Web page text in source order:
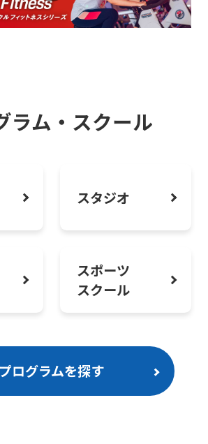
常をリカバリーしよう。
るフィットネス体験へ。
ヨガで“しなやかボディメイ
ライン予約システムご利用
ラム・スクール
スタジオ
スポーツ
スクール
プログラムを探す